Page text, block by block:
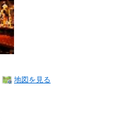
地図を見る